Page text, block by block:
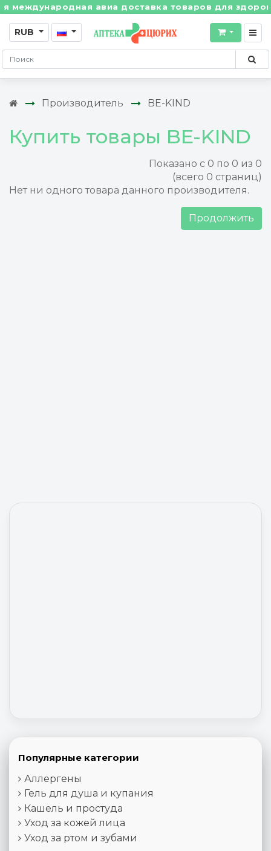
авиа доставка товаров для
RUB
Производитель BE-KIND
Купить товары BE-KIND
Показано с 0 по 0 из 0
(всего 0 страниц)
Нет ни одного товара данного производителя.
Продолжить
Популярные категории
Аллергены
Гель для душа и купания
Кашель и простуда
Уход за кожей лица
Уход за ртом и зубами